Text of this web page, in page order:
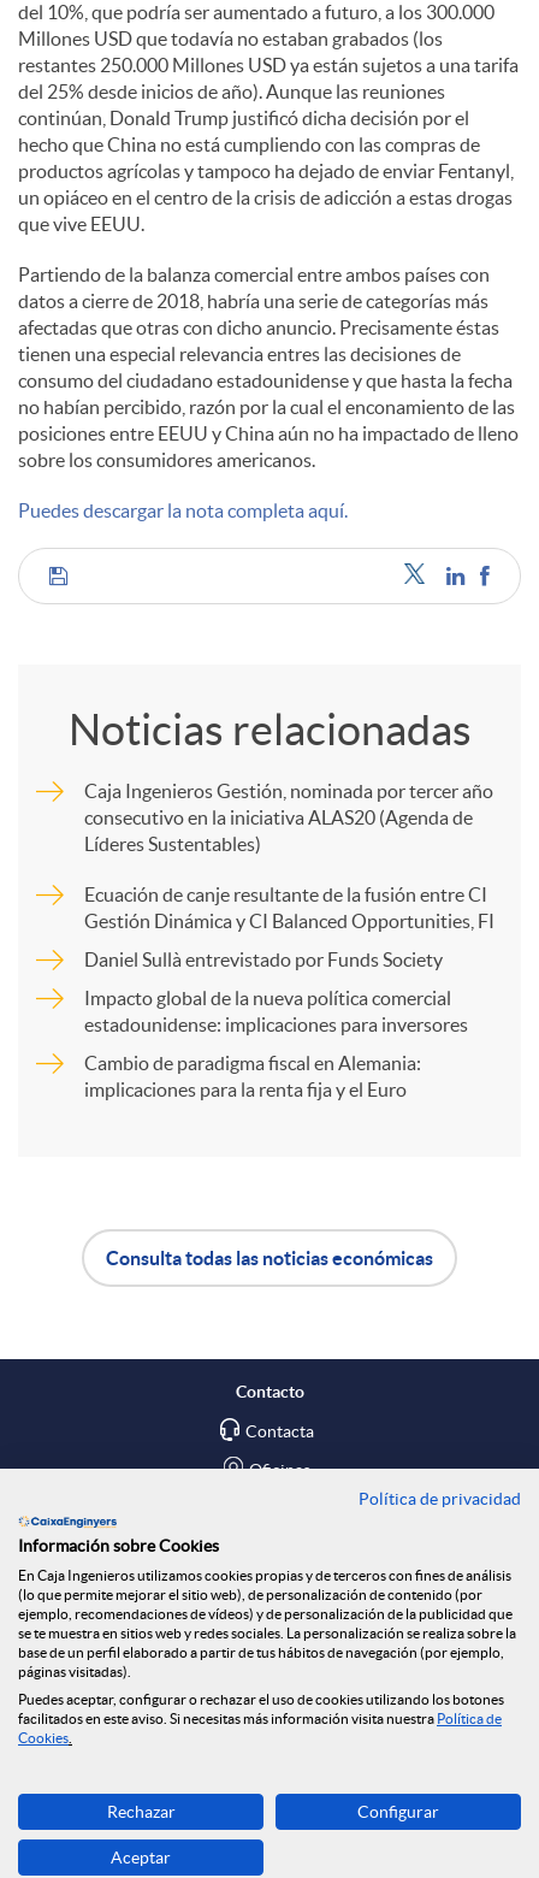
del 10%, que podría ser aumentado a futuro, a los 300.000
Millones USD que todavía no estaban grabados (los
restantes 250.000 Millones USD ya están sujetos a una tarifa
del 25% desde inicios de año). Aunque las reuniones
continúan, Donald Trump justificó dicha decisión por el
hecho que China no está cumpliendo con las compras de
productos agrícolas y tampoco ha dejado de enviar Fentanyl,
un opiáceo en el centro de la crisis de adicción a estas drogas
que vive EEUU.
Partiendo de la balanza comercial entre ambos países con
datos a cierre de 2018, habría una serie de categorías más
afectadas que otras con dicho anuncio. Precisamente éstas
tienen una especial relevancia entres las decisiones de
consumo del ciudadano estadounidense y que hasta la fecha
no habían percibido, razón por la cual el enconamiento de las
posiciones entre EEUU y China aún no ha impactado de lleno
sobre los consumidores americanos.
Puedes descargar la nota completa aquí.
C
m
r
t
R
e
d
e
s
S
Noticias relacionadas
Caja Ingenieros Gestión, nominada por tercer año
consecutivo en la iniciativa ALAS20 (Agenda de
Líderes Sustentables)
Ecuación de canje resultante de la fusión entre CI
Gestión Dinámica y CI Balanced Opportunities, FI
Daniel Sullà entrevistado por Funds Society
Impacto global de la nueva política comercial
estadounidense: implicaciones para inversores
Cambio de paradigma fiscal en Alemania:
implicaciones para la renta fija y el Euro
p
i
c
a
c
i
o
ó
n
n
o
t
Consulta todas las noticias económicas
Contacto
Contacta
Oficinas
Blog
Social
Seguridad Online
Descarga ahora
Banca MOBILE
© Caja Ingenieros 2026
Política de privacidad
Información sobre Cookies
En Caja Ingenieros utilizamos cookies propias y de terceros con fines de análisis
(lo que permite mejorar el sitio web), de personalización de contenido (por
ejemplo, recomendaciones de vídeos) y de personalización de la publicidad que
se te muestra en sitios web y redes sociales. La personalización se realiza sobre la
base de un perfil elaborado a partir de tus hábitos de navegación (por ejemplo,
páginas visitadas).
Puedes aceptar, configurar o rechazar el uso de cookies utilizando los botones
facilitados en este aviso. Si necesitas más información visita nuestra Política de
Cookies
Rechazar Configurar
Aceptar